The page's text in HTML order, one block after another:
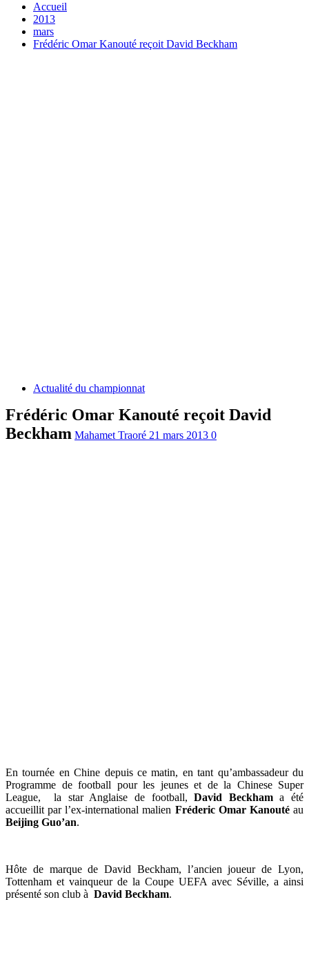
Accueil
2013
mars
Frédéric Omar Kanouté reçoit David Beckham
Actualité du championnat
Frédéric Omar Kanouté reçoit David
Beckham Mahamet Traoré 21 mars 2013 0
En tournée en Chine depuis ce matin, en tant qu’ambassadeur du
Programme de football pour les jeunes et de la Chinese Super
League, la star Anglaise de football,David Beckhama été
accueillit par l’ex-international malien Fréderic Omar Kanoutéau
Beijing Guo’an.
Hôte de marque de David Beckham, l’ancien joueur de Lyon,
Tottenham et vainqueur de la Coupe UEFA avec Séville, a ainsi
présenté son club à David Beckham.